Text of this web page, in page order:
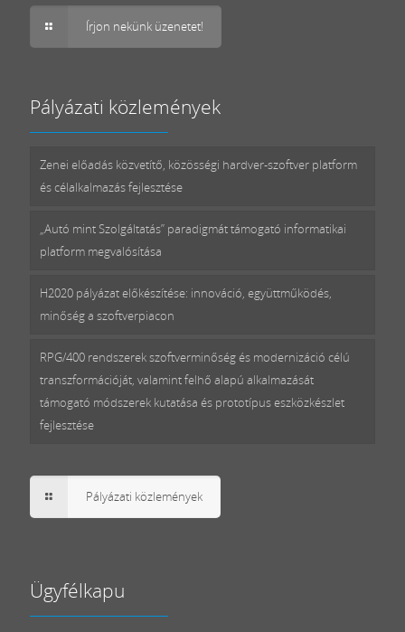
Írjon nekünk üzenetet!
Pályázati közlemények
Zenei előadás közvetítő, közösségi hardver-szoftver platform
és célalkalmazás fejlesztése
„Autó mint Szolgáltatás” paradigmát támogató informatikai
platform megvalósítása
H2020 pályázat előkészítése: innováció, együttműködés,
minőség a szoftverpiacon
RPG/400 rendszerek szoftverminőség és modernizáció célú
transzformációját, valamint felhő alapú alkalmazását
támogató módszerek kutatása és prototípus eszközkészlet
fejlesztése
Pályázati közlemények
Ügyfélkapu